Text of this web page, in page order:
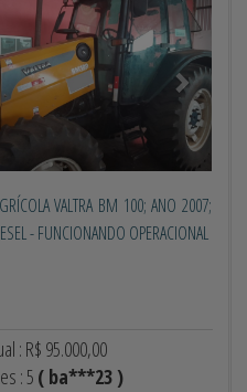
VALTRA BM 100; ANO 2007;
- FUNCIONANDO OPERACIONAL
: R$ 95.000,00
: 5 ( ba***23 )